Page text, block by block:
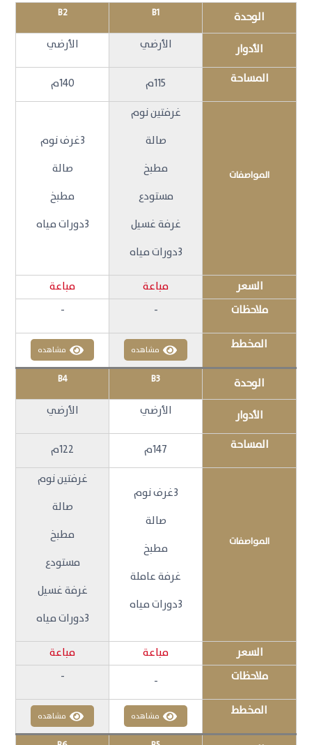
الوحدة B1
B2
الأدوار الأرضي الأرضي
المساحة 115م 140م
المواصفات
غرفتين نوم
صالة
مطبخ
مستودع
غرفة غسيل
3دورات مياه
3غرف نوم
صالة
مطبخ
3دورات مياه
السعر مباعة
مباعة
ملاحظات
-
-
المخطط مشاهده مشاهده
الوحدة B3
B4
الأدوار الأرضي الأرضي
المساحة 147م 122م
المواصفات
3غرف نوم
صالة
مطبخ
غرفة عاملة
3دورات مياه
غرفتين نوم
صالة
مطبخ
مستودع
غرفة غسيل
3دورات مياه
السعر مباعة
مباعة
ملاحظات
-
-
المخطط مشاهده مشاهده